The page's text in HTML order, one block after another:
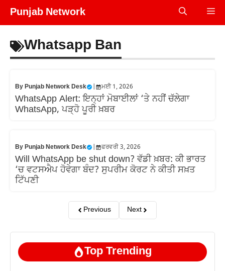
Skip
Punjab Network
Whatsapp Ban
ByPunjab Network Desk ਮਈ 1, 2026
WhatsApp Alert: ਇਨ੍ਹਾਂ ਮੋਬਾਈਲਾਂ ‘ਤੇ ਨਹੀਂ ਚੱਲੇਗਾ
WhatsApp, ਪੜ੍ਹੋ ਪੂਰੀ ਖ਼ਬਰ
ByPunjab Network Desk ਫਰਵਰੀ 3, 2026
Will WhatsApp be shut down? ਵੱਡੀ ਖ਼ਬਰ: ਕੀ ਭਾਰਤ
‘ਚ ਵਟਸਐਪ ਹੋਵੇਗਾ ਬੰਦ? ਸੁਪਰੀਮ ਕੋਰਟ ਨੇ ਕੀਤੀ ਸਖ਼ਤ
ਟਿੱਪਣੀ
Previous Next
Top Trending